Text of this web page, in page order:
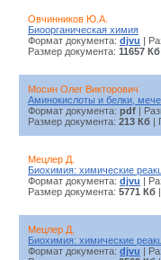
Овчинников Ю.А.
Биоорганическая химия
Формат документа: djvu |
Размер документа: 11657 Кб
Мосин Олег Викторович
Аминокислоты и белки,
Формат документа: pdf |
Размер документа: 213 Кб |
Мецлер Д.
Биохимия: химические
Формат документа: djvu |
Размер документа: 5771 Кб
Мецлер Д.
Биохимия: химические
Формат документа: djvu |